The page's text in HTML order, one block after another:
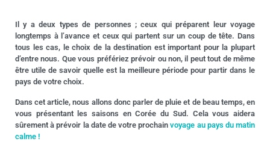
Il y a deux types de personnes ; ceux qui préparent leur voyage
longtemps à l’avance et ceux qui partent sur un coup de tête. Dans
tous les cas, le choix de la destination est important pour la plupart
d’entre nous. Que vous préfériez prévoir ou non, il peut tout de même
être utile de savoir quelle est la meilleure période pour partir dans le
pays de votre choix.
Dans cet article, nous allons donc parler de pluie et de beau temps, en
vous présentant les saisons en Corée du Sud. Cela vous aidera
sûrement à prévoir la date de votre prochainvoyage au pays du matin
calme !